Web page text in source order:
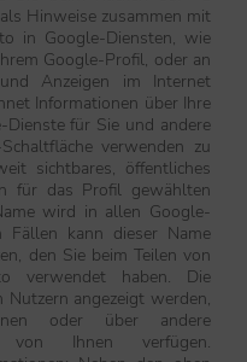
Hinweise zusammen mit
in Google-Diensten, wie
Google-Profil, oder an
Anzeigen im Internet
Informationen über Ihre
für Sie und andere
verwenden zu
sichtbares, öffentliches
für das Profil gewählten
wird in allen Google-
Fällen kann dieser Name
den Sie beim Teilen von
verwendet haben. Die
angezeigt werden,
oder über andere
von Ihnen verfügen.